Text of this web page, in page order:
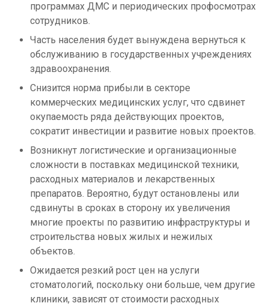
программах ДМС и периодических профосмотрах
сотрудников.
Часть населения будет вынуждена вернуться к
обслуживанию в государственных учреждениях
здравоохранения.
Снизится норма прибыли в секторе
коммерческих медицинских услуг, что сдвинет
окупаемость ряда действующих проектов,
сократит инвестиции и развитие новых проектов.
Возникнут логистические и организационные
сложности в поставках медицинской техники,
расходных материалов и лекарственных
препаратов. Вероятно, будут остановлены или
сдвинуты в сроках в сторону их увеличения
многие проекты по развитию инфраструктуры и
строительства новых жилых и нежилых
объектов.
Ожидается резкий рост цен на услуги
стоматологий, поскольку они больше, чем другие
клиники, зависят от стоимости расходных